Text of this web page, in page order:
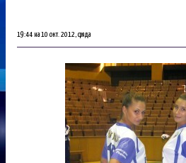
19:44 на 10 окт. 2012, сряда